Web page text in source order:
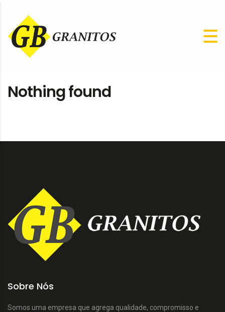
Nothing found
Sobre Nós
Somos uma empresa que agrega qualidade, compromisso e